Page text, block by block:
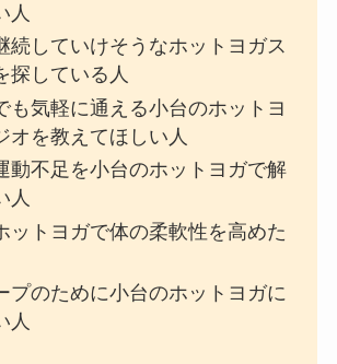
人
続していけそうなホットヨガス
探している人
も気軽に通える小台のホットヨ
オを教えてほしい人
動不足を小台のホットヨガで解
人
ットヨガで体の柔軟性を高めた
プのために小台のホットヨガに
人